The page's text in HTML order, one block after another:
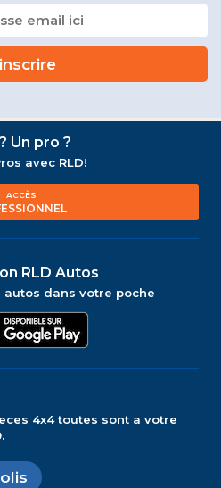
Un pro ?
avec RLD!
ACCÈS
RLD Autos
dans votre poche
4x4 toutes sont a votre